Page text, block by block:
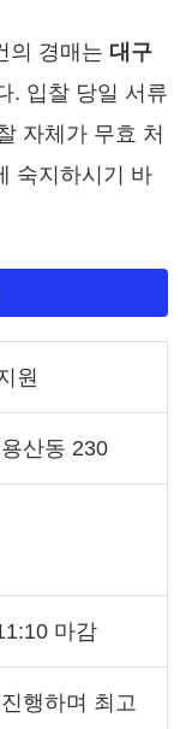
의 경매는 대구
. 입찰 당일 서류
자체가 무효 처
숙지하시기 바
원
산동 230
마감
행하며 최고